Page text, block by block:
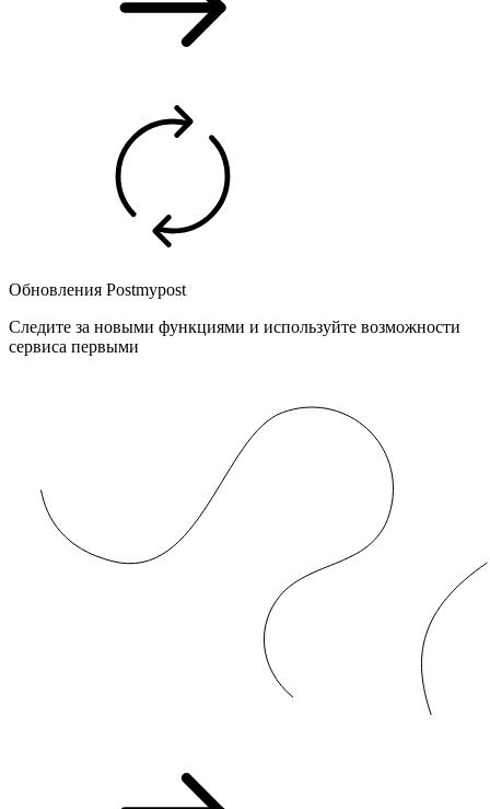
Обновления Postmypost
Следите за новыми функциями и используйте возможности
сервиса первыми